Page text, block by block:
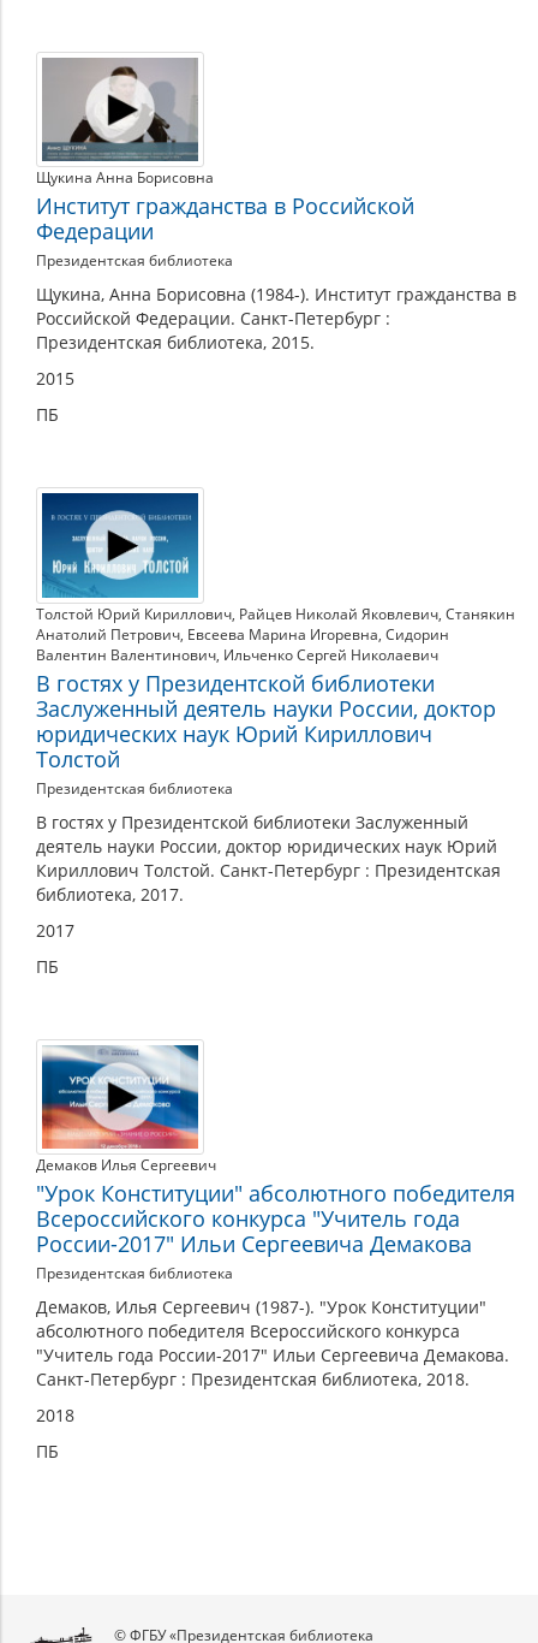
Щукина Анна Борисовна
Институт гражданства в Российской
Федерации
Президентская библиотека
Щукина, Анна Борисовна (1984-). Институт гражданства в
Российской Федерации. Санкт-Петербург :
Президентская библиотека, 2015.
2015
ПБ
Толстой Юрий Кириллович, Райцев Николай Яковлевич, Станякин
Анатолий Петрович, Евсеева Марина Игоревна, Сидорин
Валентин Валентинович, Ильченко Сергей Николаевич
В гостях у Президентской библиотеки
Заслуженный деятель науки России, доктор
юридических наук Юрий Кириллович
Толстой
Президентская библиотека
В гостях у Президентской библиотеки Заслуженный
деятель науки России, доктор юридических наук Юрий
Кириллович Толстой. Санкт-Петербург : Президентская
библиотека, 2017.
2017
ПБ
Демаков Илья Сергеевич
"Урок Конституции" абсолютного победителя
Всероссийского конкурса "Учитель года
России-2017" Ильи Сергеевича Демакова
Президентская библиотека
Демаков, Илья Сергеевич (1987-). "Урок Конституции"
абсолютного победителя Всероссийского конкурса
"Учитель года России-2017" Ильи Сергеевича Демакова.
Санкт-Петербург : Президентская библиотека, 2018.
2018
ПБ
© ФГБУ «Президентская библиотека